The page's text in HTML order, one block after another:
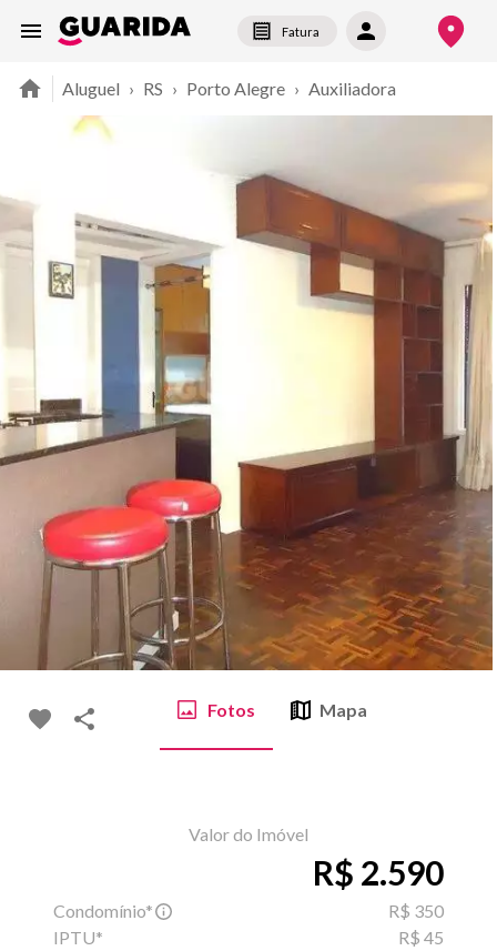
Fatura
Aluguel › RS › Porto Alegre › Auxiliadora
Fotos Mapa
Valor do Imóvel
R$ 2.590
Condomínio*
R$ 350
IPTU*
R$ 45